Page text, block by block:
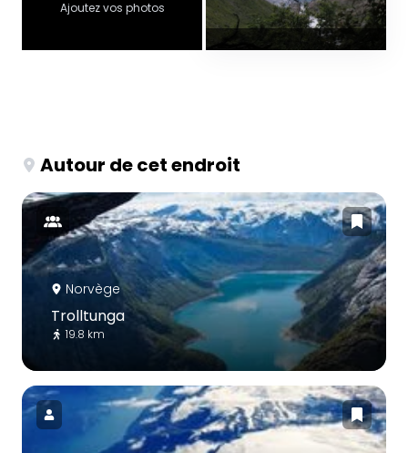
Ajoutez vos photos
Autour de cet endroit
Norvège
Trolltunga
19.8 km